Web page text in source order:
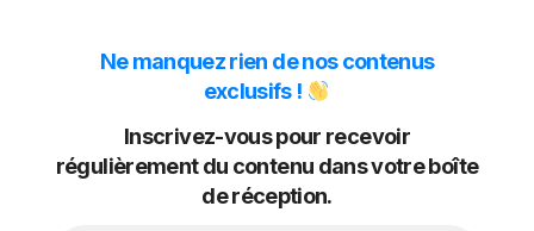
Ne manquez rien de nos contenus
exclusifs !
Inscrivez-vous pour recevoir
régulièrement du contenu dans votre boîte
de réception.